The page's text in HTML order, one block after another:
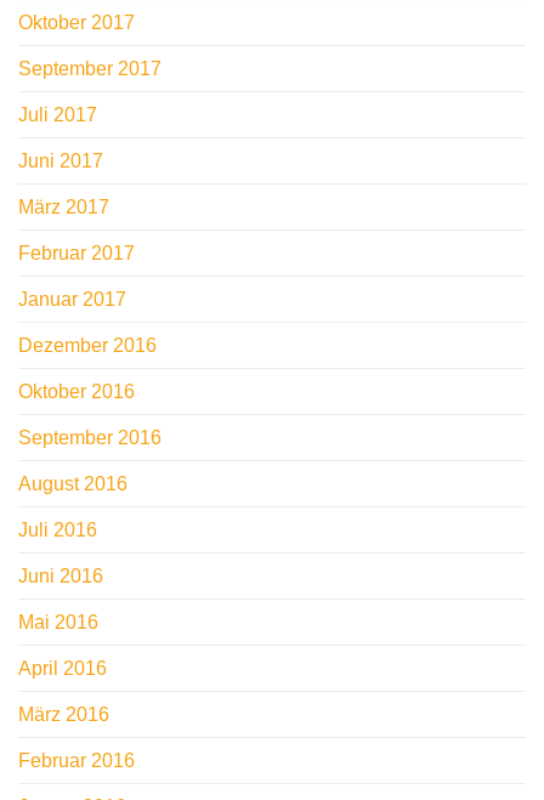
Oktober 2017
September 2017
Juli 2017
Juni 2017
März 2017
Februar 2017
Januar 2017
Dezember 2016
Oktober 2016
September 2016
August 2016
Juli 2016
Juni 2016
Mai 2016
April 2016
März 2016
Februar 2016